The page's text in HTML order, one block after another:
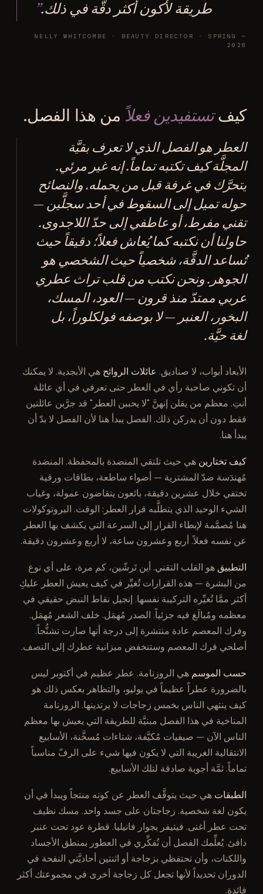
طريقة لأكون أكثر دقَّة في ذلك.
— NELLY WHITCOMBE · BEAUTY DIRECTOR · SPRING
2026
كيفتستفيدين فعلاً من هذا الفصل.
العطر هو الفصل الذي لا تعرف بقيَّة
المجلَّة كيف تكتبه تماماً. إنه غير مرئي.
يتحرَّك في غرفة قبل من يحمله. والنصائح
حوله تميل إلى السقوط في أحد سجلَّين —
تقني مفرط، أو عاطفي إلى حدّ اللاجدوى.
حاولنا أن نكتبه كما يُعاش فعلاً؛ دقيقاً حيث
تُساعد الدقَّة، شخصياً حيث الشخصي هو
الجوهر. ونحن نكتب من قلب تراث عطري
عربي ممتدّ منذ قرون — العود، المسك،
البخور، العنبر — لا بوصفه فولكلوراً، بل
لغة حيَّة.
الأبعاد أبواب، لا صناديق. عائلات الروائح هي الأبجدية. لا يمكنك
أن تكوني صاحبة رأي في العطر حتى تعرفي في أي عائلة
أنتِ. معظم من يقلن إنهنَّ "لا يحببن العطر" قد جرَّبن عائلتين
فقط دون أن يدركن ذلك. الفصل يبدأ هنا لأن الفصل لا بدّ أن
يبدأ هنا.
كيف تختارين هي حيث تلتقي المنضدة بالمحفظة. المنضدة
مُهندَسة ضدّ المشترية — أضواء ساطعة، بطاقات ورقية
تختفي خلال عشرين دقيقة، بائعون يتقاضون عمولة، وغياب
الشيء الوحيد الذي يتطلَّبه قرار العطر: الوقت. البروتوكولات
هنا مُصمَّمة لإبطاء القرار إلى السرعة التي يكشف بها العطر
عن نفسه فعلاً. أربع وعشرون ساعة، لا أربع وعشرون دقيقة.
التطبيق هو القلب التقني. أين تَرشّين، كم مرة، على أي نوع
من البشرة — هذه القرارات تُغيِّر في كيف يعيش العطر عليكِ
أكثر ممَّا تُغيِّره التركيبة نفسها. إنجيل نقاط النبض حقيقي في
معظمه ومُبالَغ فيه جزئياً. الصدر مُهمَل. خلف الشعر مُهمَل.
وفرك المعصم عادة منتشرة إلى درجة أنها صارت تشنُّجاً.
أصلحي فرك المعصم وستنخفض ميزانية عطرك إلى النصف.
حسب الموسم هي الروزنامة. عطر عظيم في أكتوبر ليس
بالضرورة عطراً عظيماً في يوليو، والتظاهر بعكس ذلك هو
كيف ينتهي الناس بخمس زجاجات لا يرتدينها. الروزنامة
المناخية في هذا الفصل مبنيَّة للطريقة التي يعيش بها معظم
الناس الآن — صيفيات مُكيَّفة، شتاءات مُسخَّنة، الأسابيع
الانتقالية الغريبة التي لا يكون فيها شيء على الرفّ مناسباً
تماماً. ثمَّة أجوبة صادقة لتلك الأسابيع.
الطبقات هي حيث يتوقَّف العطر عن كونه منتجاً ويبدأ في أن
يكون لغة شخصية. زجاجتان على جسد واحد. مسك نظيف
تحت عطر أغنى. فيتيفر بجوار فانيليا. قطرة عود تحت عنبر
دافئ. يُعلِّمك الفصل أن تُفكِّري في العطور بمنطق الأجساد
واللكنات، وأن تحتفظي بزجاجة أو اثنتين أحاديَّتي النفحة في
الدوران تحديداً لأنها تجعل كل زجاجة أخرى في مجموعتك أكثر
فائدة.